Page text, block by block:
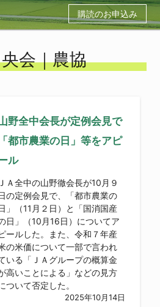
購読のお申込み
会｜農協
野全中会長が定例会見で
「都市農業の日」等をアピ
ル
ＪＡ全中の山野徹会長が10月９
の定例会見で、「都市農業の
」（11月２日）と「国消国産
日」（10月16日）についてア
ールした。また、令和７年産
の米価について一部で言われ
いる「ＪＡグループの概算金
高いことによる」などの見方
ついて否定した。
2025年10月14日